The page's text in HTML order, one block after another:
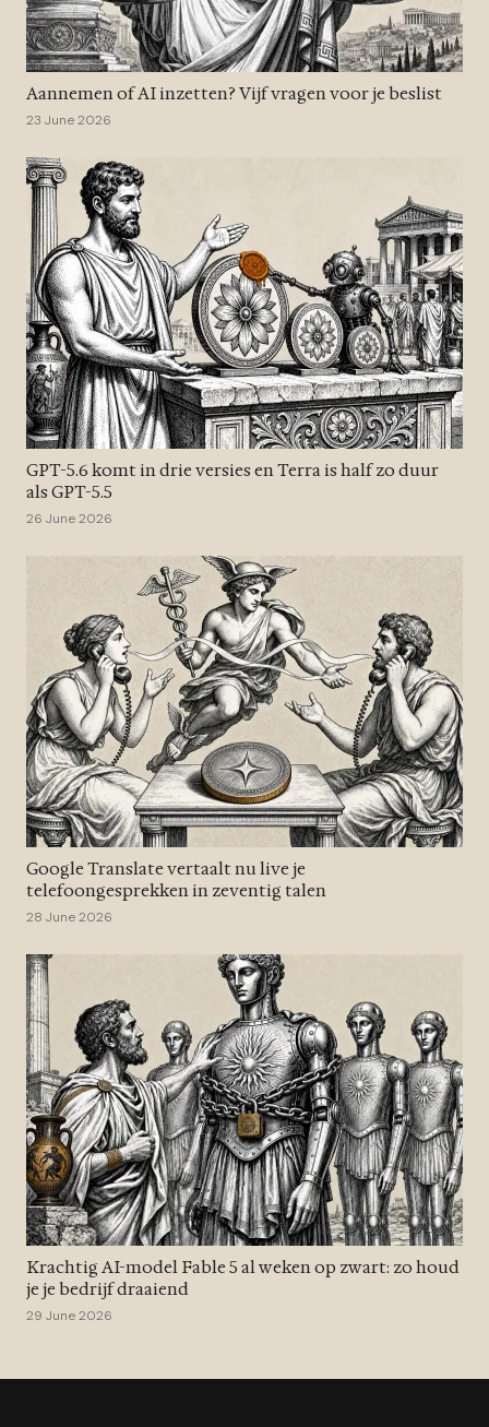
Aannemen of AI inzetten? Vijf vragen voor je beslist
23 June 2026
GPT-5.6 komt in drie versies en Terra is half zo duur
als GPT-5.5
26 June 2026
Google Translate vertaalt nu live je
telefoongesprekken in zeventig talen
28 June 2026
Krachtig AI-model Fable 5 al weken op zwart: zo houd
je je bedrijf draaiend
29 June 2026